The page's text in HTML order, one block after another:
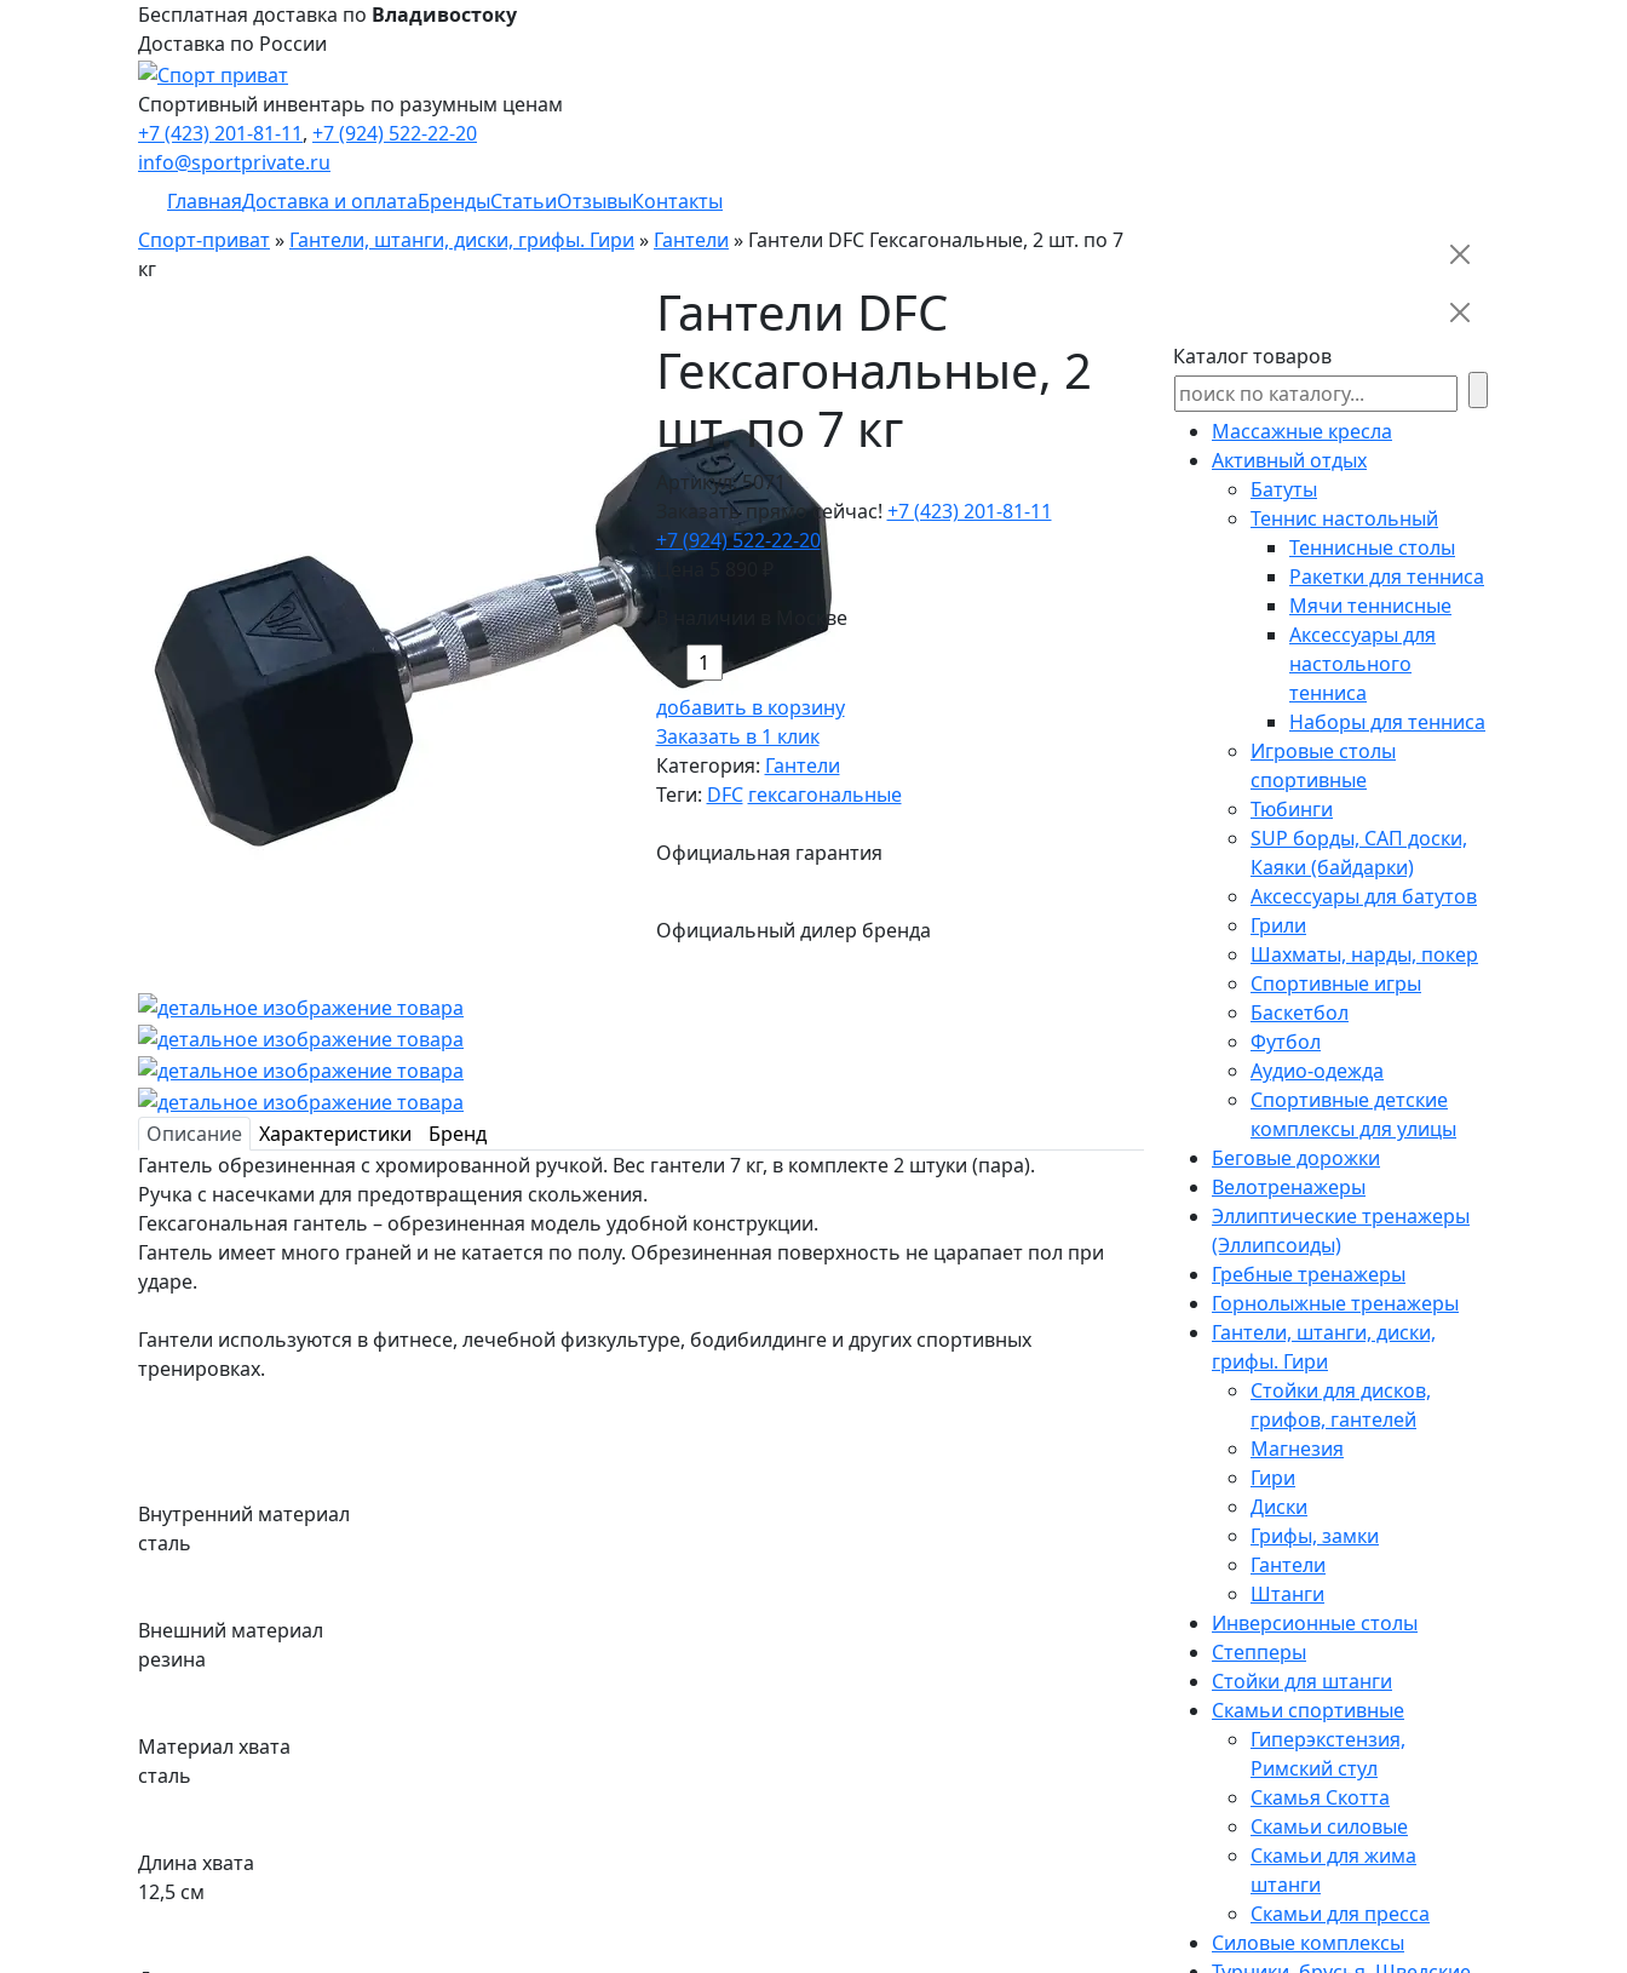
Бесплатная доставка по Владивостоку
Доставка по России
Спортивный инвентарь по разумным ценам
+7 (423) 201-81-11, +7 (924) 522-22-20
info@sportprivate.ru
ГлавнаяДоставка и оплатаБрендыСтатьиОтзывыКонтакты
Спорт-приват» Гантели, штанги, диски, грифы. Гири » Гантели » Гантели DFC Гексагональные, 2 шт. по 7
кг
Гантели DFC
Гексагональные, 2
шт. по 7 кг
Артикул: 5071
Заказать прямо сейчас! +7 (423) 201-81-11
+7 (924) 522-22-20
В наличии в Москве
-
+
добавить в корзину
Заказать в 1 клик
Категория: Гантели
Теги: DFC гексагональные
Официальная гарантия
Официальный дилер бренда
Описание Характеристики
Бренд
Гантель обрезиненная с хромированной ручкой. Вес гантели 7 кг, в комплекте 2 штуки (пара).
Ручка с насечками для предотвращения скольжения.
Гексагональная гантель – обрезиненная модель удобной конструкции.
Гантель имеет много граней и не катается по полу. Обрезиненная поверхность не царапает пол при
ударе.
Гантели используются в фитнесе, лечебной физкультуре, бодибилдинге и других спортивных
тренировках.
Внутренний материал
сталь
Внешний материал
резина
Материал хвата
сталь
Длина хвата
12,5 см
Каталог товаров
Массажные кресла
Активный отдых
Батуты
Теннис настольный
Теннисные столы
Ракетки для тенниса
Мячи теннисные
Аксессуары для
настольного
тенниса
Наборы для тенниса
Игровые столы
спортивные
Тюбинги
SUP борды, САП доски,
Каяки (байдарки)
Аксессуары для батутов
Грили
Шахматы, нарды, покер
Спортивные игры
Баскетбол
Футбол
Аудио-одежда
Спортивные детские
комплексы для улицы
Беговые дорожки
Велотренажеры
Эллиптические тренажеры
(Эллипсоиды)
Гребные тренажеры
Горнолыжные тренажеры
Гантели, штанги, диски,
грифы. Гири
Стойки для дисков,
грифов, гантелей
Магнезия
Гири
Диски
Грифы, замки
Гантели
Штанги
Инверсионные столы
Степперы
Стойки для штанги
Скамьи спортивные
Гиперэкстензия,
Римский стул
Скамья Скотта
Скамьи силовые
Скамьи для жима
штанги
Скамьи для пресса
Силовые комплексы